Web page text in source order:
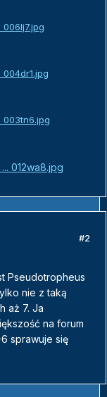
003tn6.jpg
012wa8.jpg
#2
Pseudotropheus
nie z taką
aż 7. Ja
na forum
sprawuje się